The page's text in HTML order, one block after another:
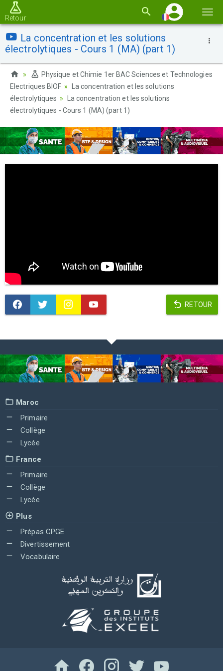
la
Retour
La concentration et les solutions
électrolytiques - Cours 1 (MA) (part 1)
Physique et Chimie 1er BAC Sciences et Technologies
Electriques BIOF
La concentration et les solutions
électrolytiques
La concentration et les solutions
électrolytiques - Cours 1 (MA) (part 1)
RETOUR
Maroc
Primaire
Collège
Lycée
France
Primaire
Collège
Lycée
Plus
Prépas CPGE
Divertissement
Vocabulaire